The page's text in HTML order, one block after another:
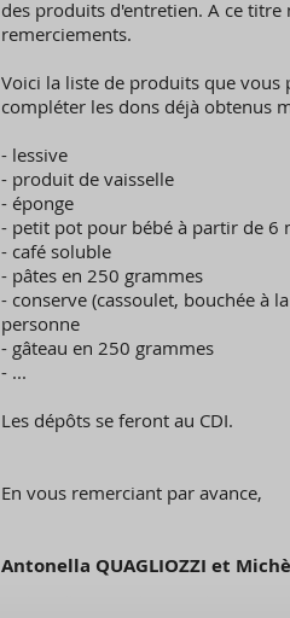
des produits d'entretien. A ce titre
remerciements.
Voici la liste de produits que
compléter les dons déjà obtenus
- lessive
- produit de vaisselle
- éponge
- petit pot pour bébé à partir de 6
- café soluble
- pâtes en 250 grammes
- conserve (cassoulet, bouchée à
personne
- gâteau en 250 grammes
- ...
Les dépôts se feront au CDI.
En vous remerciant par avance,
Antonella QUAGLIOZZI et